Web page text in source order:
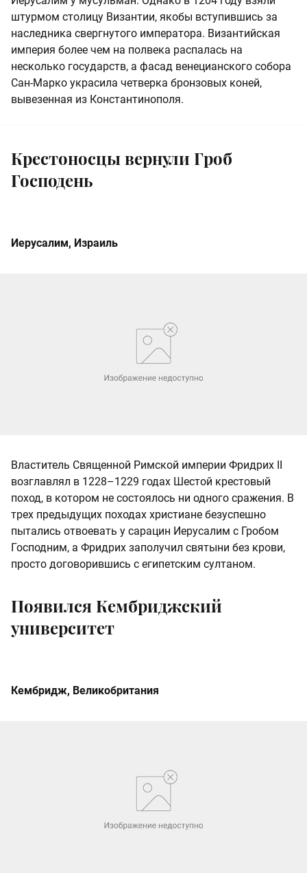
штурмом столицу Византии, якобы вступившись за
наследника свергнутого императора. Византийская
империя более чем на полвека распалась на
несколько государств, а фасад венецианского собора
Сан-Марко украсила четверка бронзовых коней,
вывезенная из Константинополя.
Крестоносцы вернули Гроб
Господень
Иерусалим, Израиль
Властитель Священной Римской империи Фридрих II
возглавлял в 1228–1229 годах Шестой крестовый
поход, в котором не состоялось ни одного сражения. В
трех предыдущих походах христиане безуспешно
пытались отвоевать у сарацин Иерусалим с Гробом
Господним, а Фридрих заполучил святыни без крови,
просто договорившись с египетским султаном.
Появился Кембриджский
университет
Кембридж, Великобритания